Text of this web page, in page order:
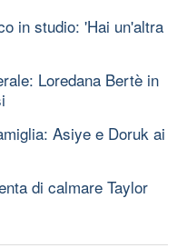
in studio: 'Hai un'altra
Loredana Bertè in
Asiye e Doruk ai
di calmare Taylor